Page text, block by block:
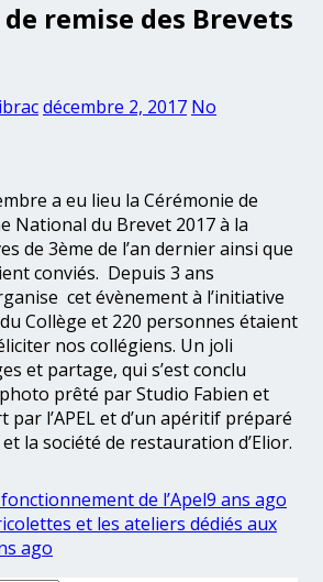
remise des Brevets
décembre 2, 2017 No
a eu lieu la Cérémonie de
National du Brevet 2017 à la
de 3ème de l’an dernier ainsi que
conviés. Depuis 3 ans
cet évènement à l’initiative
Collège et 220 personnes étaient
nos collégiens. Un joli
et partage, qui s’est conclu
prêté par Studio Fabien et
par l’APEL et d’un apéritif préparé
la société de restauration d’Elior.
de l’Apel9 ans ago
et les ateliers dédiés aux
ago